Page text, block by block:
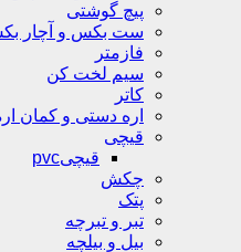
پیچ گوشتی
ست بکس و آچار
فازمتر
سیم لخت کن
کاتر
اره دستی و کمان
قیچی
قیچیpvc
چکش
پتک
تبر و تبرچه
بیل و بیلچه